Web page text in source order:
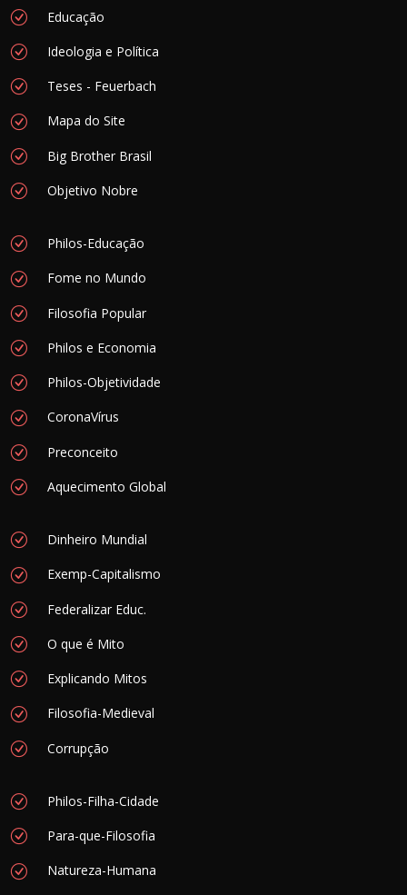
Educação
Ideologia e Política
Teses - Feuerbach
Mapa do Site
Big Brother Brasil
Objetivo Nobre
Philos-Educação
Fome no Mundo
Filosofia Popular
Philos e Economia
Philos-Objetividade
CoronaVírus
Preconceito
Aquecimento Global
Dinheiro Mundial
Exemp-Capitalismo
Federalizar Educ.
O que é Mito
Explicando Mitos
Filosofia-Medieval
Corrupção
Philos-Filha-Cidade
Para-que-Filosofia
Natureza-Humana